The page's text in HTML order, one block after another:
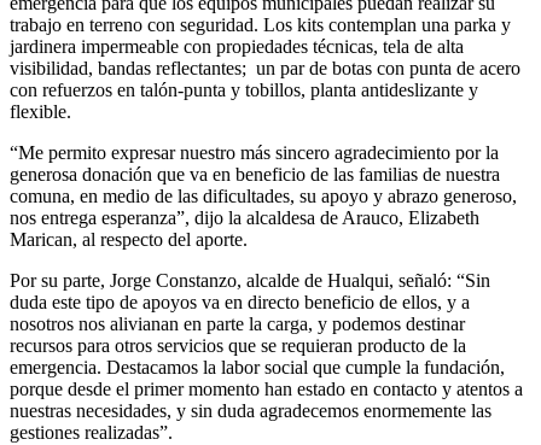
trabajo en terreno con seguridad. Los kits contemplan una parka y
jardinera impermeable con propiedades técnicas, tela de alta
visibilidad, bandas reflectantes; un par de botas con punta de acero
con refuerzos en talón-punta y tobillos, planta antideslizante y
flexible.
“Me permito expresar nuestro más sincero agradecimiento por la
generosa donación que va en beneficio de las familias de nuestra
comuna, en medio de las dificultades, su apoyo y abrazo generoso,
nos entrega esperanza”, dijo la alcaldesa de Arauco, Elizabeth
Marican, al respecto del aporte.
Por su parte, Jorge Constanzo, alcalde de Hualqui, señaló: “Sin
duda este tipo de apoyos va en directo beneficio de ellos, y a
nosotros nos alivianan en parte la carga, y podemos destinar
recursos para otros servicios que se requieran producto de la
emergencia. Destacamos la labor social que cumple la fundación,
porque desde el primer momento han estado en contacto y atentos a
nuestras necesidades, y sin duda agradecemos enormemente las
gestiones realizadas”.